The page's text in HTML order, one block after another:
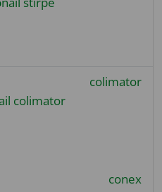
colimator
conex